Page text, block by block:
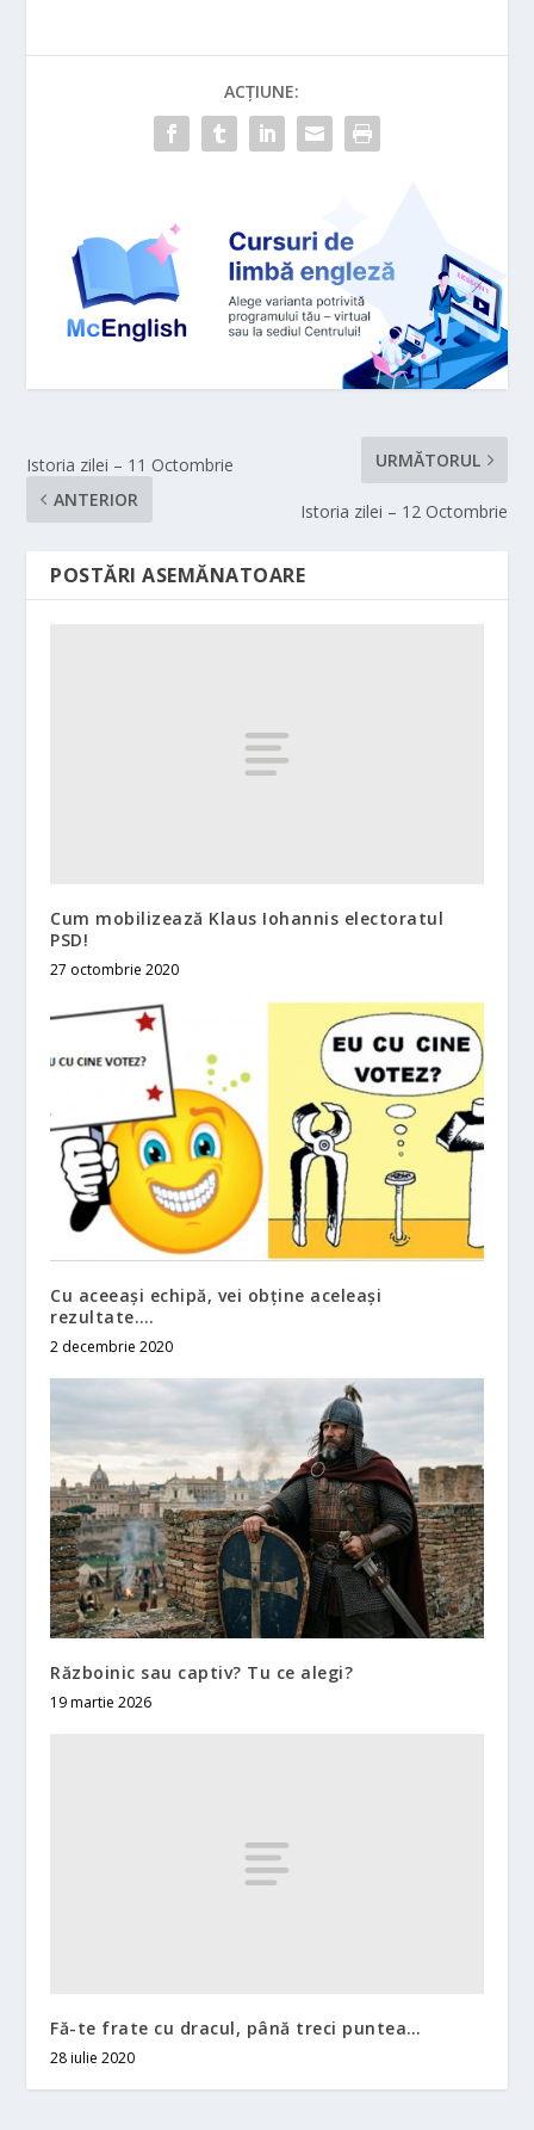
ACȚIUNE:
Istoria zilei – 11 Octombrie
ANTERIOR
URMĂTORUL
Istoria zilei – 12 Octombrie
POSTĂRI ASEMĂNATOARE
Cum mobilizează Klaus Iohannis electoratul
PSD!
27 octombrie 2020
Cu aceeași echipă, vei obține aceleași
rezultate….
2 decembrie 2020
Războinic sau captiv? Tu ce alegi?
19 martie 2026
Fă-te frate cu dracul, până treci puntea…
28 iulie 2020